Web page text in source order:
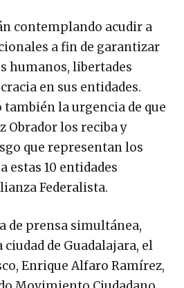
contemplando acudir a
a fin de garantizar
humanos, libertades
en sus entidades.
la urgencia de que
Obrador los reciba y
que representan los
estas 10 entidades
Federalista.
de prensa simultánea,
ciudad de Guadalajara, el
Enrique Alfaro Ramírez,